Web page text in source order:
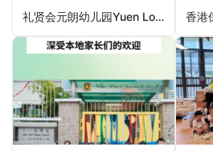
礼贤会元朗幼儿园Yuen Long Rhenish Nursery（元朗区幼稚园）